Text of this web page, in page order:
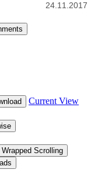
24.11.2017